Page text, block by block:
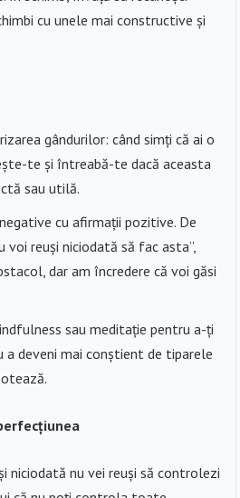
cu unele mai constructive și
gândurilor: când simți că ai o
te și întreabă-te dacă aceasta
sau utilă.
cu afirmații pozitive. De
voi reuși niciodată să fac asta”,
dar am încredere că voi găsi
sau meditație pentru a-ți
a deveni mai conștient de tiparele
niciodată nu vei reuși să controlezi